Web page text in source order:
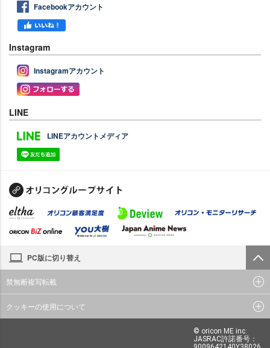
Facebookアカウント
Instagram
Instagramアカウント
LINE
LINEアカウントメディア
PC版に切り替え
禁無断複写転載
クッキーの使用について
© oricon ME inc.
JASRAC許諾番号：